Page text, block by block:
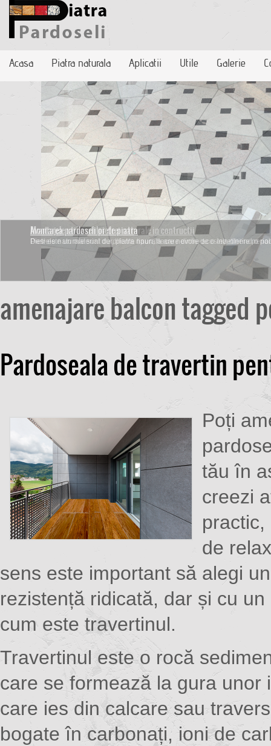
Acasa Piatra naturala Aplicatii Utile Galerie
Montarea pardoselilor de piatra
Desi este un material dur, piatra naurala are nevoie de o intretinere
amenajare balcon tagged
Pardoseala de travertin
Poți
tău în
creezi
de
sens este important să alegi
rezistență ridicată, dar și cu
cum este travertinul.
Travertinul este o rocă
care se formează la gura unor
care ies din calcare sau
bogate în carbonați, ioni de